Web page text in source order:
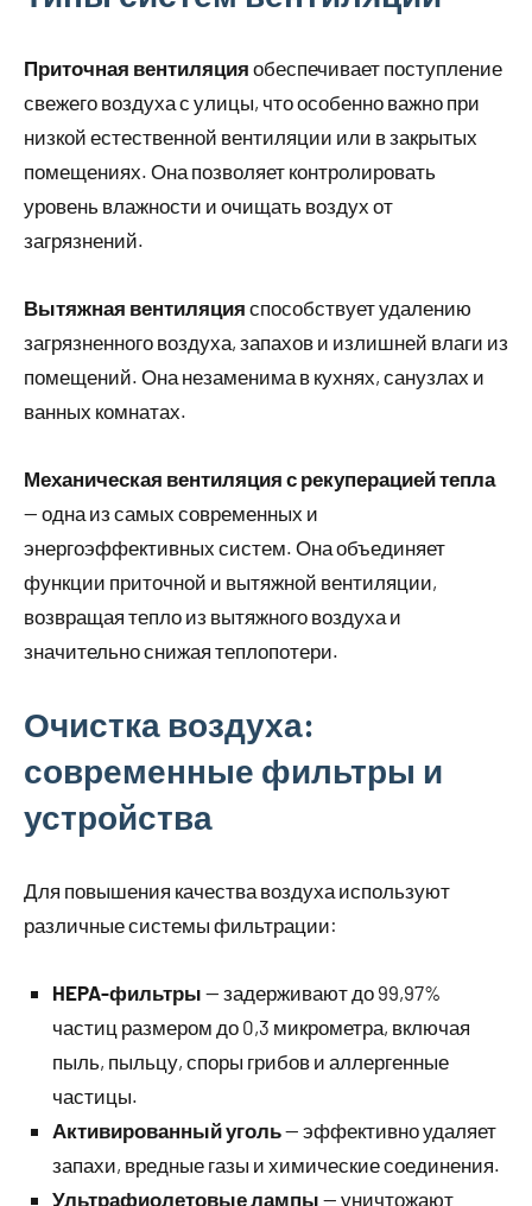
Приточная вентиляция обеспечивает поступление
свежего воздуха с улицы, что особенно важно при
низкой естественной вентиляции или в закрытых
помещениях. Она позволяет контролировать
уровень влажности и очищать воздух от
загрязнений.
Вытяжная вентиляция способствует удалению
загрязненного воздуха, запахов и излишней влаги из
помещений. Она незаменима в кухнях, санузлах и
ванных комнатах.
Механическая вентиляция с рекуперацией тепла
— одна из самых современных и
энергоэффективных систем. Она объединяет
функции приточной и вытяжной вентиляции,
возвращая тепло из вытяжного воздуха и
значительно снижая теплопотери.
Очистка воздуха:
современные фильтры и
устройства
Для повышения качества воздуха используют
различные системы фильтрации:
HEPA-фильтры — задерживают до 99,97%
частиц размером до 0,3 микрометра, включая
пыль, пыльцу, споры грибов и аллергенные
частицы.
Активированный уголь— эффективно удаляет
запахи, вредные газы и химические соединения.
Ультрафиолетовые лампы — уничтожают